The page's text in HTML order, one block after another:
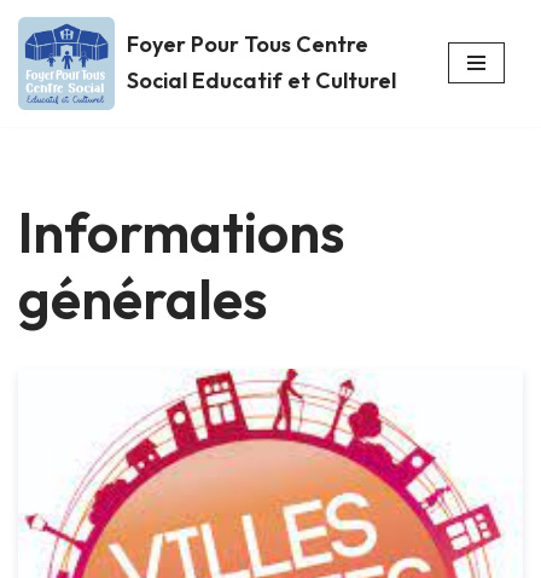
Aller
au
Foyer Pour Tous Centre
Social Educatif et Culturel
Informations
générales